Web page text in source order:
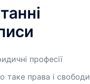
професії
таке права і свободи